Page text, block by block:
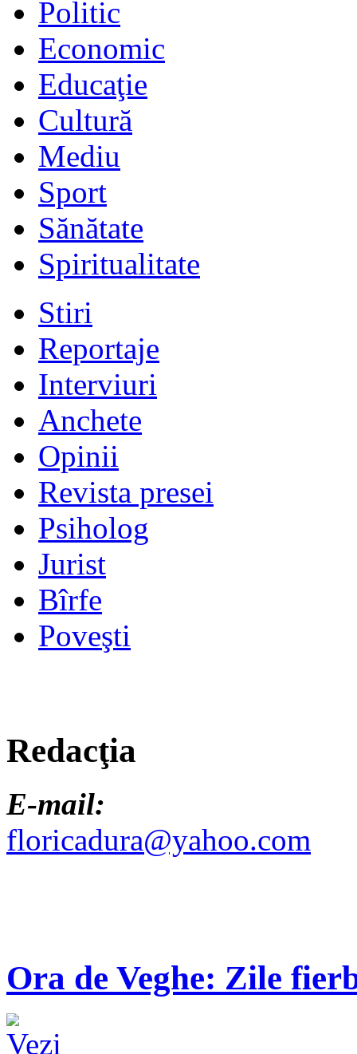
Politic
Economic
Educaţie
Cultură
Mediu
Sport
Sănătate
Spiritualitate
Stiri
Reportaje
Interviuri
Anchete
Opinii
Revista presei
Psiholog
Jurist
Bîrfe
Poveşti
Redacţia
E-mail:
floricadura@yahoo.com
Ora de Veghe: Zile